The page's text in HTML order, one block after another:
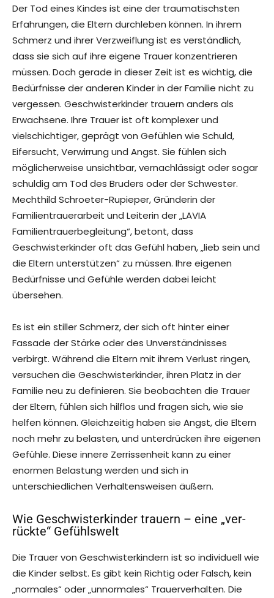
Der Tod eines Kindes ist eine der traumatischsten
Erfahrungen, die Eltern durchleben können. In ihrem
Schmerz und ihrer Verzweiflung ist es verständlich,
dass sie sich auf ihre eigene Trauer konzentrieren
müssen. Doch gerade in dieser Zeit ist es wichtig, die
Bedürfnisse der anderen Kinder in der Familie nicht zu
vergessen. Geschwisterkinder trauern anders als
Erwachsene. Ihre Trauer ist oft komplexer und
vielschichtiger, geprägt von Gefühlen wie Schuld,
Eifersucht, Verwirrung und Angst. Sie fühlen sich
möglicherweise unsichtbar, vernachlässigt oder sogar
schuldig am Tod des Bruders oder der Schwester.
Mechthild Schroeter-Rupieper, Gründerin der
Familientrauerarbeit und Leiterin der „LAVIA
Familientrauerbegleitung“, betont, dass
Geschwisterkinder oft das Gefühl haben, „lieb sein und
die Eltern unterstützen“ zu müssen. Ihre eigenen
Bedürfnisse und Gefühle werden dabei leicht
übersehen.
Es ist ein stiller Schmerz, der sich oft hinter einer
Fassade der Stärke oder des Unverständnisses
verbirgt. Während die Eltern mit ihrem Verlust ringen,
versuchen die Geschwisterkinder, ihren Platz in der
Familie neu zu definieren. Sie beobachten die Trauer
der Eltern, fühlen sich hilflos und fragen sich, wie sie
helfen können. Gleichzeitig haben sie Angst, die Eltern
noch mehr zu belasten, und unterdrücken ihre eigenen
Gefühle. Diese innere Zerrissenheit kann zu einer
enormen Belastung werden und sich in
unterschiedlichen Verhaltensweisen äußern.
Wie Geschwisterkinder trauern – eine „ver-
rückte“ Gefühlswelt
Die Trauer von Geschwisterkindern ist so individuell wie
die Kinder selbst. Es gibt kein Richtig oder Falsch, kein
„normales“ oder „unnormales“ Trauerverhalten. Die